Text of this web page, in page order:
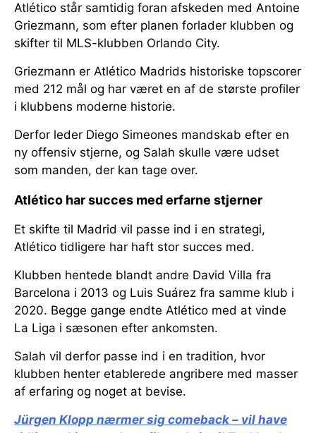
Atlético står samtidig foran afskeden med Antoine
Griezmann, som efter planen forlader klubben og
skifter til MLS-klubben Orlando City.
Griezmann er Atlético Madrids historiske topscorer
med 212 mål og har været en af de største profiler
i klubbens moderne historie.
Derfor leder Diego Simeones mandskab efter en
ny offensiv stjerne, og Salah skulle være udset
som manden, der kan tage over.
Atlético har succes med erfarne stjerner
Et skifte til Madrid vil passe ind i en strategi,
Atlético tidligere har haft stor succes med.
Klubben hentede blandt andre David Villa fra
Barcelona i 2013 og Luis Suárez fra samme klub i
2020. Begge gange endte Atlético med at vinde
La Liga i sæsonen efter ankomsten.
Salah vil derfor passe ind i en tradition, hvor
klubben henter etablerede angribere med masser
af erfaring og noget at bevise.
Jürgen Klopp nærmer sig comeback – vil have